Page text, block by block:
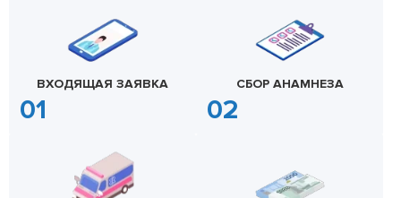
ВХОДЯЩАЯ ЗАЯВКА СБОР АНАМНЕЗА